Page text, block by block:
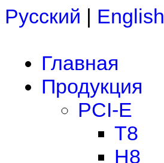
Русский | English
Главная
Продукция
PCI-E
T8
H8